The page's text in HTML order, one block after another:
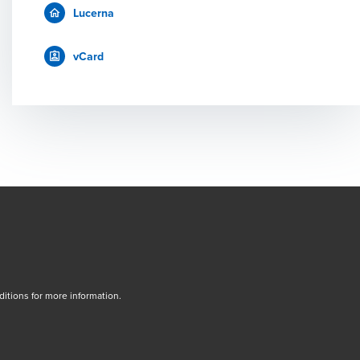
Lucerna
vCard
tabfor more information.